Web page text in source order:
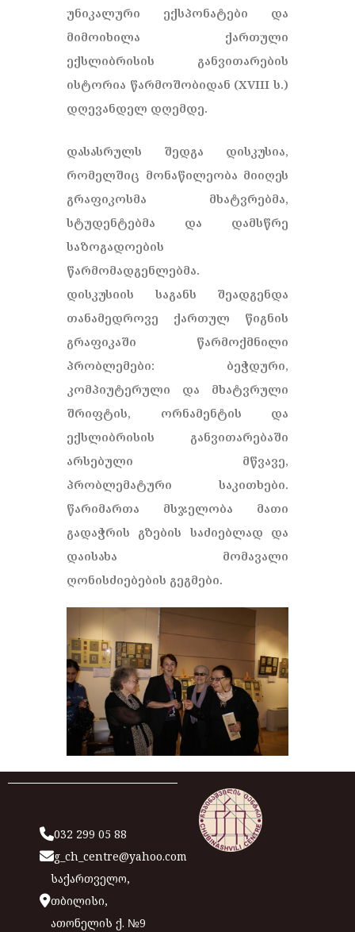
უნიკალური ექსპონატები და
მიმოიხილა ქართული
ექსლიბრისის განვითარების
ისტორია წარმოშობიდან (XVIII ს.)
დღევანდელ დღემდე.
დასასრულს შედგა დისკუსია,
რომელშიც მონაწილეობა მიიღეს
გრაფიკოსმა მხატვრებმა,
სტუდენტებმა და დამსწრე
საზოგადოების
წარმომადგენლებმა.
დისკუსიის საგანს შეადგენდა
თანამედროვე ქართულ წიგნის
გრაფიკაში წარმოქმნილი
პრობლემები: ბეჭდური,
კომპიუტერული და მხატვრული
შრიფტის, ორნამენტის და
ექსლიბრისის განვითარებაში
არსებული მწვავე,
პრობლემატური საკითხები.
წარიმართა მსჯელობა მათი
გადაჭრის გზების საძიებლად და
დაისახა მომავალი
ღონისძიებების გეგმები.
032 299 05 88
g_ch_centre@yahoo.com
საქართველო,
თბილისი,
ათონელის ქ. №9